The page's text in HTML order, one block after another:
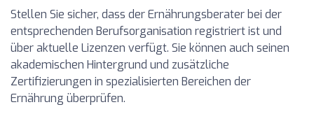
Stellen Sie sicher, dass der Ernährungsberater bei der
entsprechenden Berufsorganisation registriert ist und
über aktuelle Lizenzen verfügt. Sie können auch seinen
akademischen Hintergrund und zusätzliche
Zertifizierungen in spezialisierten Bereichen der
Ernährung überprüfen.